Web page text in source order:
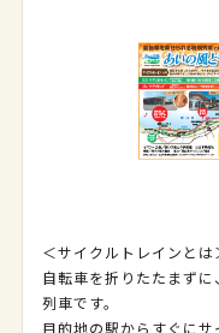
＜サイクルトレインとは
自転車を折りたたまず
列車です。
目的地の駅からすぐにサ